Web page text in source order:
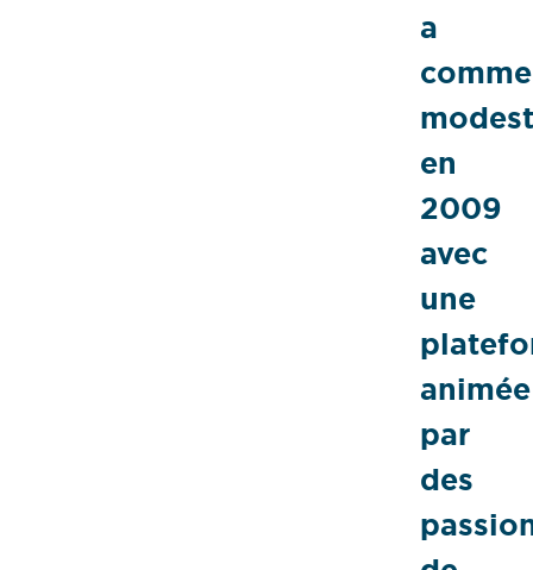
a
en
2009
avec
une
animée
par
des